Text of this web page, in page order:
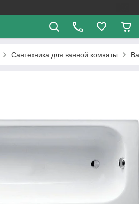
Сантехника для ванной комнаты